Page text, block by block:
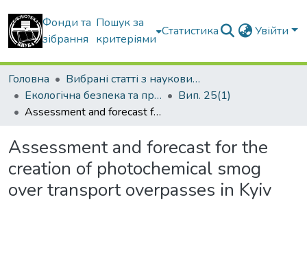
Фонди та
зібрання
Пошук за
критеріями
Статистика Увійти
Головна
Вибрані статті з наукових збірників КНУБА
Екологічна безпека та природокористування
Вип. 25(1)
Assessment and forecast for the creation of photochemical smog over transport overpasses in Kyiv
Assessment and forecast for the
creation of photochemical smog
over transport overpasses in Kyiv